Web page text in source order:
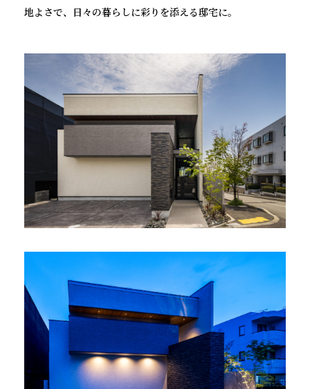
地よさで、日々の暮らしに彩りを添える邸宅に。